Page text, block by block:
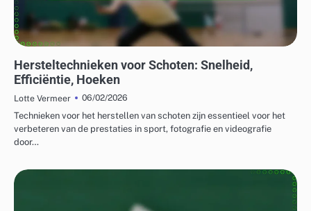
Hersteltechnieken voor Schoten: Snelheid,
Efficiëntie, Hoeken
Lotte Vermeer
06/02/2026
Technieken voor het herstellen van schoten zijn essentieel voor het
verbeteren van de prestaties in sport, fotografie en videografie
door…